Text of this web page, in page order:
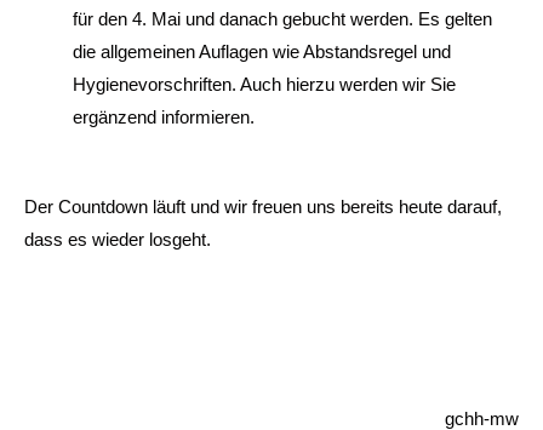
für den 4. Mai und danach gebucht werden. Es gelten
die allgemeinen Auflagen wie Abstandsregel und
Hygienevorschriften. Auch hierzu werden wir Sie
ergänzend informieren.
Der Countdown läuft und wir freuen uns bereits heute darauf,
dass es wieder losgeht.
gchh-mw